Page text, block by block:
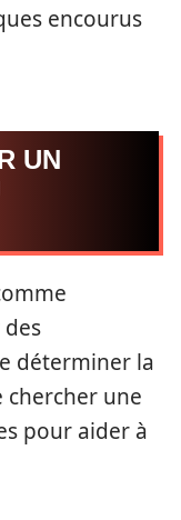
encourus
UN
déterminer la
une
pour aider à